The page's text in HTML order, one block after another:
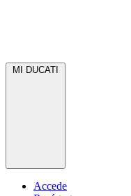
MI DUCATI
Accede